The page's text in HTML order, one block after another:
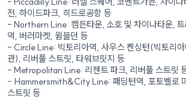
전, 하이드파크, 히드로공항 등
- Northern Line: 캠든타운, 소호 및 차이나타운,
역, 버러마켓, 윔블던 등
- Circle Line: 빅토리아역, 사우스 켄싱턴(빅토리
관), 리버풀 스트릿, 타워브릿지 등
- Metropolitan Line: 리젠트 파크, 리버풀 스트릿
- Hammersmith&City Line: 패딩턴역, 포토벨로
스트릿 등